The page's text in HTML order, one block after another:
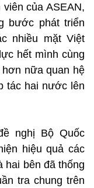
của ASEAN,
bước phát triển
nhiều mặt Việt
hết mình cùng
nữa quan hệ
tác hai nước lên
nghị Bộ Quốc
hiệu quả các
hai bên đã thống
tra chung trên